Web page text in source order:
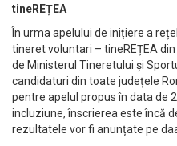
tineREȚEA
În urma apelului de inițiere a
tineret voluntari – tineREȚEA
de Ministerul Tineretului și
candidaturi din toate județele
pentre apelul propus în data de
incluziune, înscrierea este încă
rezultatele vor fi anunțate pe